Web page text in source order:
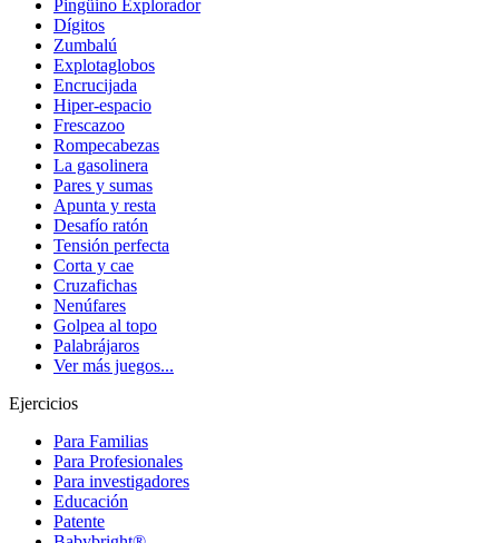
Pingüino Explorador
Dígitos
Zumbalú
Explotaglobos
Encrucijada
Hiper-espacio
Frescazoo
Rompecabezas
La gasolinera
Pares y sumas
Apunta y resta
Desafío ratón
Tensión perfecta
Corta y cae
Cruzafichas
Nenúfares
Golpea al topo
Palabrájaros
Ver más juegos...
Ejercicios
Para Familias
Para Profesionales
Para investigadores
Educación
Patente